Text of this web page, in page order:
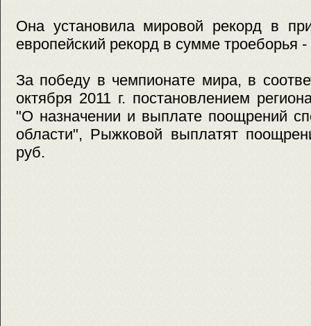
Она установила мировой рекорд в
европейский рекорд в сумме троеборья -
За победу в чемпионате мира, в
октября 2011 г. постановлением
"О назначении и выплате поощрений
области", Рыжковой выплатят
руб.